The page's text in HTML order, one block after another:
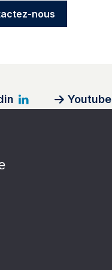
nous
Youtube
partenaire